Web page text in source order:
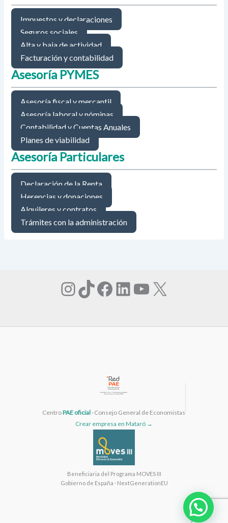
Impuestos y declaraciones
Seguros sociales
Alta y baja de actividad
Facturación y contabilidad
Asesoría PYMES
Asesoría fiscal y mercantil
Asesoría laboral y nóminas
Contabilidad y Cuentas Anuales
Planes de viabilidad
Asesoría Particulares
Declaración de la Renta
Herencias y donaciones
Alquileres y contratos
Trámites con la administración
Instagram
TikTok
Facebook
LinkedIn
YouTube
X
CentroPAE oficial · Consejo General de Economistas
Crear empresa en Mataró →
Beneficiaria del Programa MOVES III
Gobierno de España · NextGenerationEU